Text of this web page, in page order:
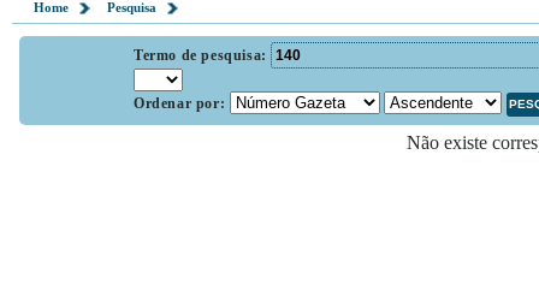
Home Pesquisa
Termo de pesquisa:
Ordenar por:
Não existe